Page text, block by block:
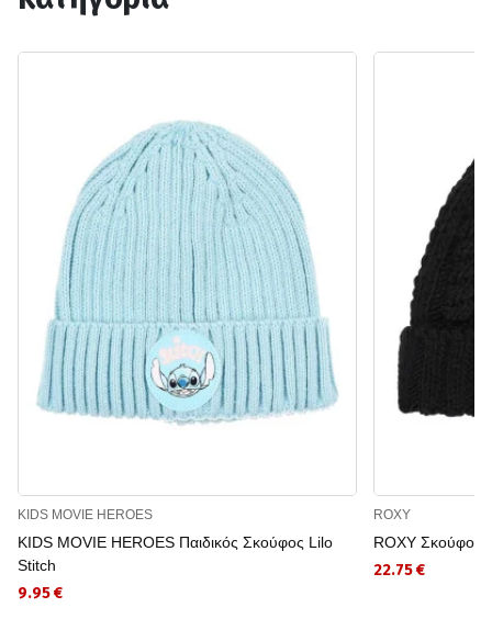
KIDS MOVIE HEROES
KIDS MOVIE HEROES Παιδικός Σκούφος Lilo
Stitch
9.95 €
ROXY
ROXY Σκούφος
22.75 €